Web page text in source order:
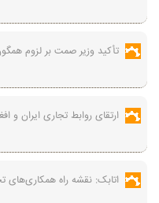
تأکید وزیر صمت بر لزوم
ارتقای روابط تجاری ایران و
اتابک: نقشه راه همکاری‌های